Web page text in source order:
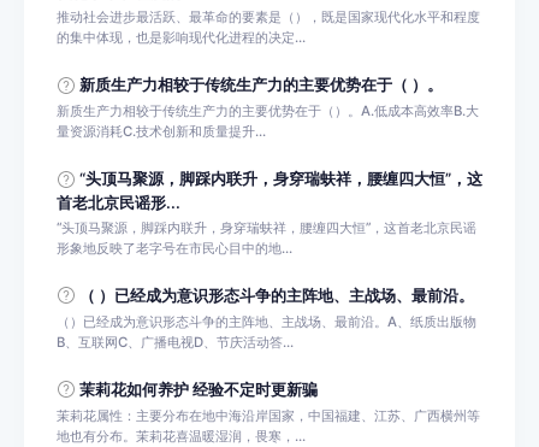
推动社会进步最活跃、最革命的要素是（），既是国家现代化水平和程度
的集中体现，也是影响现代化进程的决定...
新质生产力相较于传统生产力的主要优势在于（ ）。
新质生产力相较于传统生产力的主要优势在于（）。A.低成本高效率B.大
量资源消耗C.技术创新和质量提升...
“头顶马聚源，脚踩内联升，身穿瑞蚨祥，腰缠四大恒”，这
首老北京民谣形...
“头顶马聚源，脚踩内联升，身穿瑞蚨祥，腰缠四大恒”，这首老北京民谣
形象地反映了老字号在市民心目中的地...
（ ）已经成为意识形态斗争的主阵地、主战场、最前沿。
（）已经成为意识形态斗争的主阵地、主战场、最前沿。A、纸质出版物
B、互联网C、广播电视D、节庆活动答...
茉莉花如何养护 经验不定时更新骗
茉莉花属性：主要分布在地中海沿岸国家，中国福建、江苏、广西横州等
地也有分布。茉莉花喜温暖湿润，畏寒，...